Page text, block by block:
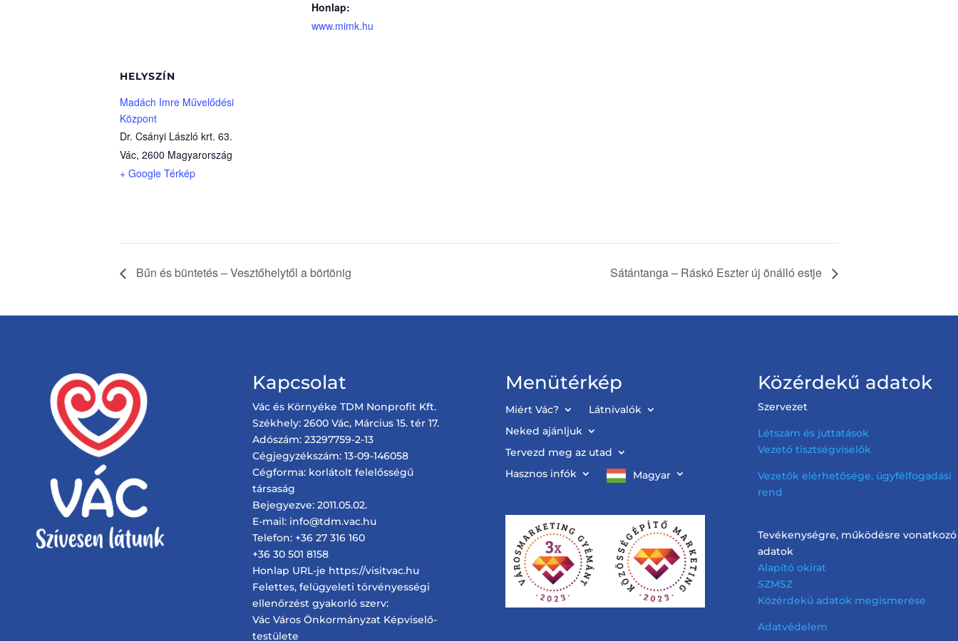
Honlap:
www.mimk.hu
HELYSZÍN
Madách Imre Művelődési
Központ
Dr. Csányi László krt. 63.
Vác, 2600 Magyarország
+ Google Térkép
Bűn és büntetés – Vesztőhelytől a börtönig Sátántanga – Ráskó Eszter új önálló estje
Kapcsolat
Vác és Környéke TDM Nonprofit Kft.
Székhely: 2600 Vác, Március 15. tér 17.
Adószám: 23297759-2-13
Cégjegyzékszám: 13-09-146058
Cégforma: korlátolt felelősségű
társaság
Bejegyezve: 2011.05.02.
E-mail: info@tdm.vac.hu
Telefon: +36 27 316 160
+36 30 501 8158
Honlap URL-je https://visitvac.hu
Felettes, felügyeleti törvényességi
ellenőrzést gyakorló szerv:
Vác Város Önkormányzat Képviselő-
testülete
Menütérkép
Miért Vác?
Látnivalók
Neked ajánljuk
Tervezd meg az utad
Hasznos infók
Magyar
Közérdekű adatok
Szervezet
Létszám és juttatások
Vezető tisztségviselők
Vezetők elérhetősége, ügyfélfogadási
rend
Tevékenységre, működésre vonatkozó
adatok
Alapító okirat
SZMSZ
Közérdekű adatok megismerése
Adatvédelem